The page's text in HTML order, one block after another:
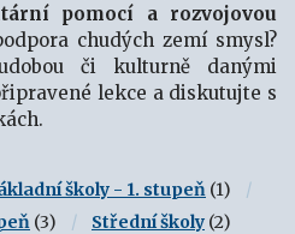
pomocí a rozvojovou
chudých zemí smysl?
či kulturně danými
lekce a diskutujte s
školy - 1. stupeň (1)
(3) Střední školy (2)